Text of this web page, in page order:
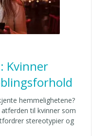
Kvinner
hemmelighetene?
til kvinner som
stereotypier og